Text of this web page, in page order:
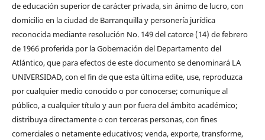
de educación superior de carácter privada, sin ánimo de lucro, con
domicilio en la ciudad de Barranquilla y personería jurídica
reconocida mediante resolución No. 149 del catorce (14) de febrero
de 1966 proferida por la Gobernación del Departamento del
Atlántico, que para efectos de este documento se denominará LA
UNIVERSIDAD, con el fin de que esta última edite, use, reproduzca
por cualquier medio conocido o por conocerse; comunique al
público, a cualquier título y aun por fuera del ámbito académico;
distribuya directamente o con terceras personas, con fines
comerciales o netamente educativos; venda, exporte, transforme,